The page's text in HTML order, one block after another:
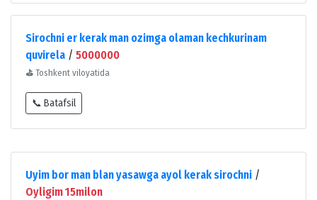
Sirochni er kerak man ozimga olaman kechkurinam
quvirela / 5000000
⛳ Toshkent viloyatida
📞 Batafsil
Uyim bor man blan yasawga ayol kerak sirochni /
Oyligim 15milon